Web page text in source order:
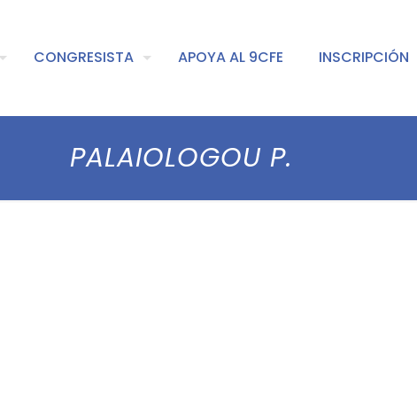
CONGRESISTA APOYA AL 9CFE INSCRIPCIÓN
PALAIOLOGOU P.